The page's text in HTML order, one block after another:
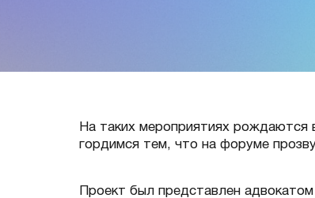
На таких мероприятиях рождаются
гордимся тем, что на форуме
Проект был представлен